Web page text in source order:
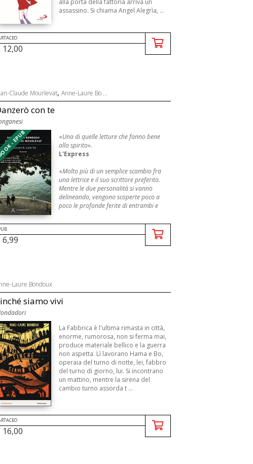
alla porta della fattoria arriva un
assassino. Si chiama Angel Alegrìa, ...
12,00
Claude Mourlevat, Anne-Laure Bo ...
con te
- EPUB «Una di quelle letture che fanno bene
allo spirito».
L'Express
«Molto più di un semplice scambio fra
una lettrice e il suo scrittore preferito.
Mentre le due personalità si vanno
delineando, vengono scoperte poco a
poco le profonde ferite di entrambi e
6,99
Laure Bondoux
siamo vivi
La Fabbrica è l'ultima rimasta in città,
enorme, rumorosa, non si ferma mai,
produce materiale bellico e la guerra
non aspetta. Lì lavorano Hama e Bo,
operaia del turno di notte, lei, fabbro
del turno di giorno, lui. Si incontrano
un mattino, mentre la sirena del
cambio turno assorda t ...
16,00